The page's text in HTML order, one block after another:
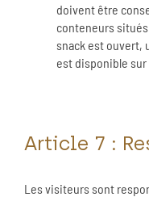
doivent être
conteneurs
snack est ouvert,
est disponible sur
Article 7 :
Les visiteurs sont